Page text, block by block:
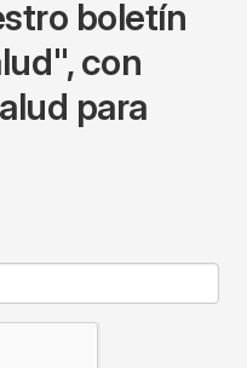
boletín
con
para